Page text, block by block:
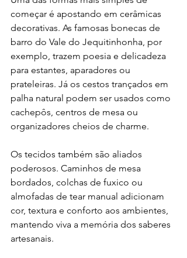
começar é apostando em cerâmicas
decorativas. As famosas bonecas de
barro do Vale do Jequitinhonha, por
exemplo, trazem poesia e delicadeza
para estantes, aparadores ou
prateleiras. Já os cestos trançados em
palha natural podem ser usados como
cachepôs, centros de mesa ou
organizadores cheios de charme.
Os tecidos também são aliados
poderosos. Caminhos de mesa
bordados, colchas de fuxico ou
almofadas de tear manual adicionam
cor, textura e conforto aos ambientes,
mantendo viva a memória dos saberes
artesanais.